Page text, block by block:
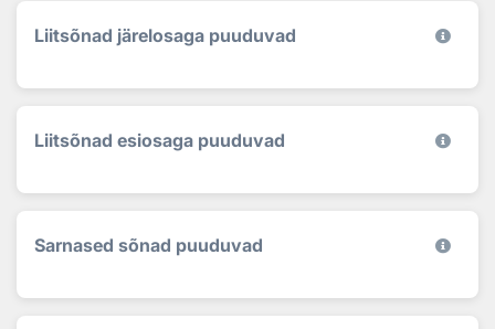
Liitsõnad järelosaga puuduvad
Liitsõnad esiosaga puuduvad
Sarnased sõnad puuduvad